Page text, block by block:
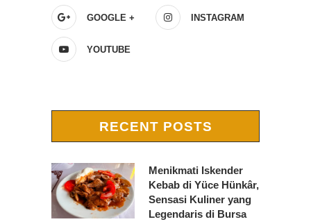
GOOGLE + INSTAGRAM
YOUTUBE
RECENT POSTS
Menikmati Iskender
Kebab di Yüce Hünkâr,
Sensasi Kuliner yang
Legendaris di Bursa